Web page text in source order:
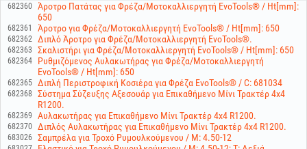
682360 Άροτρο Πατάτας για Φρέζα/Μοτοκαλλιεργητή EvoTools® / Ht[mm]:
650
682361 Άροτρο για Φρέζα/Μοτοκαλλιεργητή EvoTools® / Ht[mm]: 650
682362 Διπλό Άροτρο για Φρέζα/Μοτοκαλλιεργητή EvoTools®.
682363 Σκαλιστήρι για Φρέζα/Μοτοκαλλιεργητή EvoTools® / Ht[mm]: 650
682364
Ρυθμιζόμενος Αυλακωτήρας για Φρέζα/Μοτοκαλλιεργητή
EvoTools® / Ht[mm]: 650
682365 Διπλή Περιστροφική Κοσιέρα για Φρέζα EvoTools® / C: 681034
682368 Σύστημα Σύζευξης Αξεσουάρ για Επικαθήμενο Μίνι Τρακτέρ 4x4
R1200.
682369 Αυλακωτήρας για Επικαθήμενο Μίνι Τρακτέρ 4x4 R1200.
682370 Διπλός Αυλακωτήρας για Επικαθήμενο Μίνι Τρακτέρ 4x4 R1200.
683026 Σαμπρέλα για Τροχό Ρυμουλκούμενου / M: 4.50-12